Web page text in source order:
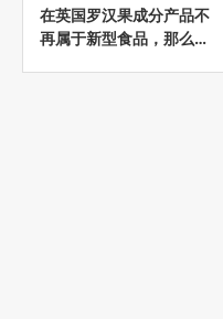
在英国罗汉果成分产品不
再属于新型食品，那么欧